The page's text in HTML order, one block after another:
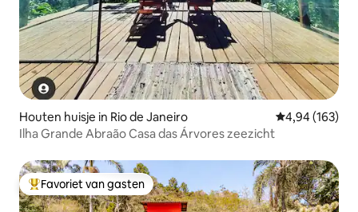
Houten huisje in Rio de Janeiro Gemiddelde
4,94 (163)
Ilha Grande Abraão Casa das Árvores zeezicht
Topfavoriet van gasten
Favoriet van gasten